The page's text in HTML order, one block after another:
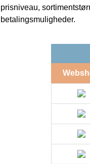
prisniveau,
betalingsmuligheder.